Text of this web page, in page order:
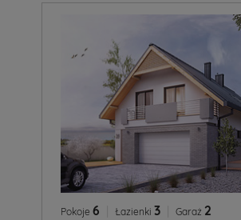
Pokoje 6 Łazienki 3 Garaż 2